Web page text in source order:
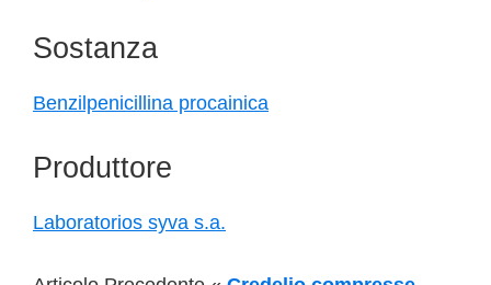
Sostanza
Benzilpenicillina procainica
Produttore
Laboratorios syva s.a.